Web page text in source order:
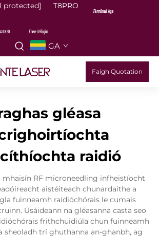
protected] T8PRO
GA
Faigh Quotation
gléasa
raidió
mhaisín RF microneedling infheistíocht
aistéiteach chunardaithe a
fuinneamh raidióchórais le cumais
Úsáideann na gléasanna casta seo
frithchuidiúla chun fuinneamh
sheoladh trí ghuthanna an-ghanbh, ag